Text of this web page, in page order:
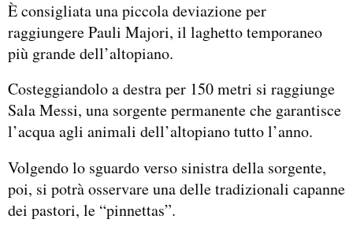
È consigliata una piccola deviazione per
raggiungere Pauli Majori, il laghetto temporaneo
più grande dell’altopiano.
Costeggiandolo a destra per 150 metri si raggiunge
Sala Messi, una sorgente permanente che garantisce
l’acqua agli animali dell’altopiano tutto l’anno.
Volgendo lo sguardo verso sinistra della sorgente,
poi, si potrà osservare una delle tradizionali capanne
dei pastori, le “pinnettas”.